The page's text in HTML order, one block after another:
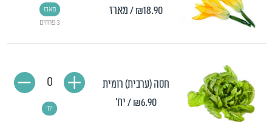
₪18.90/ מארז
3 פרחים
מארז
חסה (ערבית) רומית
₪6.90/ יח' יח'
0